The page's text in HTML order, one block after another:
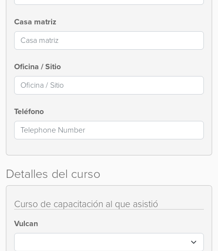
Casa matriz
Oficina / Sitio
Teléfono
Detalles del curso
Curso de capacitación al que asistió
Vulcan